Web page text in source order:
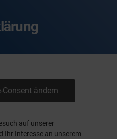
Consent ändern
auf unserer
Ihr Interesse an unserem